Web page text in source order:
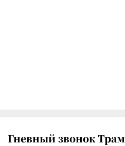
Гневный звонок